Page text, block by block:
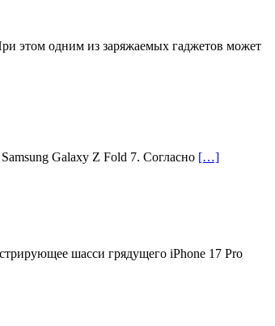
этом одним из заряжаемых гаджетов может
Galaxy Z Fold 7. Согласно […]
шасси грядущего iPhone 17 Pro